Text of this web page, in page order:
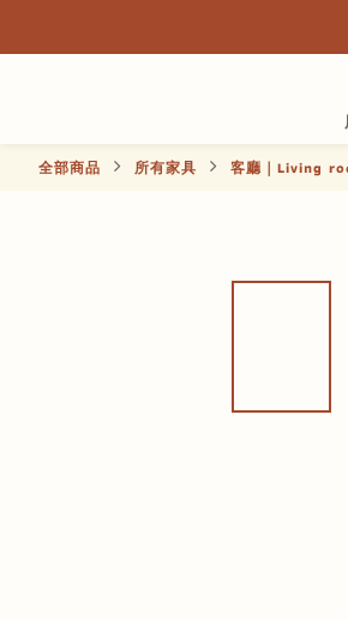
全部商品 所有家具 客廳｜Living